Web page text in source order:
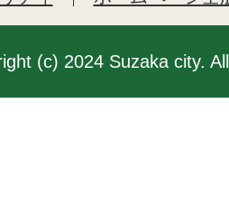
(c) 2024 Suzaka city.